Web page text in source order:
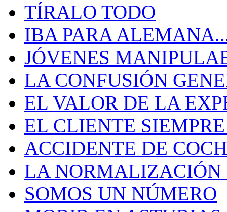
TÍRALO TODO
IBA PARA
JÓVENES
LA CONFUSIÓN
EL VALOR DE LA
EL CLIENTE
ACCIDENTE DE
LA
SOMOS UN NÚMERO